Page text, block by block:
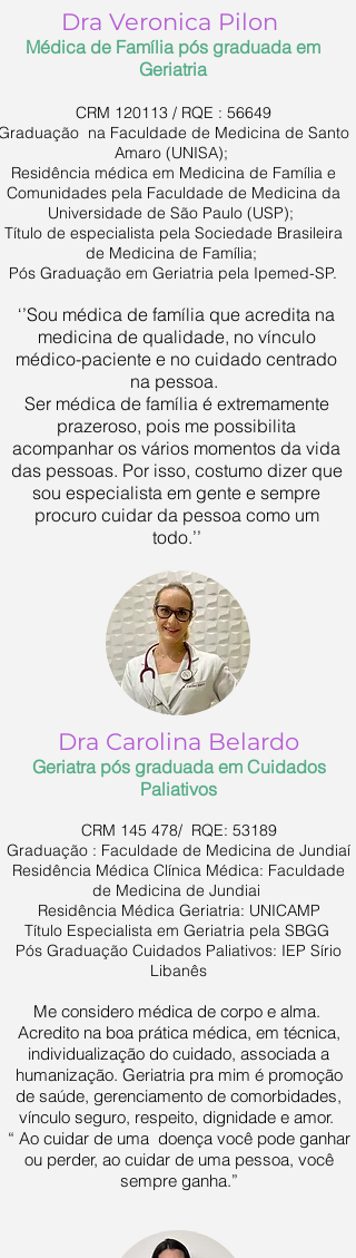
Dra Veronica Pilon
Médica de Família pós graduada em
Geriatria
CRM 120113 / RQE : 56649
na Faculdade de Medicina de Santo
Amaro (UNISA);
Residência médica em Medicina de Família e
Comunidades pela Faculdade de Medicina da
Universidade de São Paulo (USP);
Título de especialista pela Sociedade Brasileira
de Medicina de Família;
Pós Graduação em Geriatria pela Ipemed-SP.
Me considero médica de corpo e alma.
Acredito na boa prática médica, em técnica,
individualização do cuidado, associada a
humanização. Geriatria pra mim é promoção
de saúde, gerenciamento de comorbidades,
vínculo seguro, respeito, dignidade e amor.
“ Ao cuidar de uma doença você pode ganhar
ou perder, ao cuidar de uma pessoa, você
sempre ganha.”
Dra Carolina Belardo
Geriatra pós graduada em Cuidados
Paliativos
CRM 145 478/ RQE: 53189
Graduação : Faculdade de Medicina de Jundiaí
Residência Médica Clínica Médica: Faculdade
de Medicina de Jundiai
Residência Médica Geriatria: UNICAMP
Título Especialista em Geriatria pela SBGG
Pós Graduação Cuidados Paliativos: IEP Sírio
Libanês
‘’Sou médica de família que acredita na
medicina de qualidade, no vínculo
médico-paciente e no cuidado centrado
na pessoa.
Ser médica de família é extremamente
prazeroso, pois me possibilita
acompanhar os vários momentos da vida
das pessoas. Por isso, costumo dizer que
sou especialista em gente e sempre
procuro cuidar da pessoa como um
todo.’’